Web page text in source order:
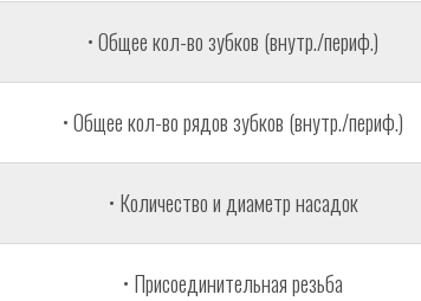
• Общее кол-во зубков (внутр./периф.)
• Общее кол-во рядов зубков (внутр./периф.)
• Количество и диаметр насадок
• Присоединительная резьба